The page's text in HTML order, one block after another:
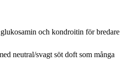
och kondroitin för bredare
neutral/svagt söt doft som många